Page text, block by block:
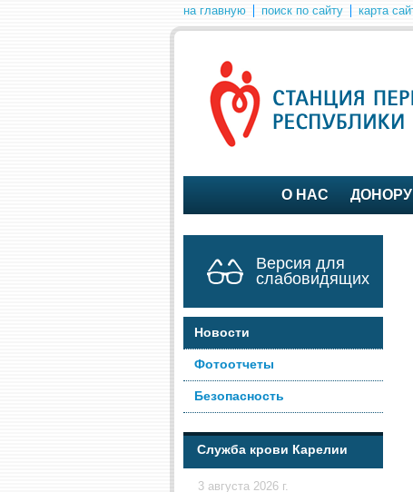
на главную поиск по сайту карта
О НАС ДОНОРУ
Версия для
слабовидящих
Новости
Фотоотчеты
Безопасность
Служба крови Карелии
3 августа 2026 г.